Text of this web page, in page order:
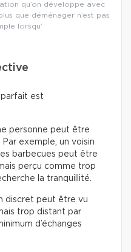
qu’on développe avec
que déménager n’est pas
lorsqu’
parfait est
personne peut être
exemple, un voisin
barbecues peut être
perçu comme trop
la tranquillité.
discret peut être vu
trop distant par
d’échanges